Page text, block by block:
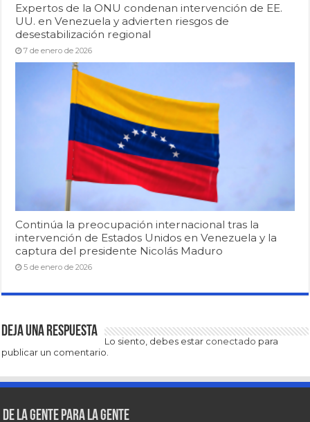
Expertos de la ONU condenan intervención de EE.
UU. en Venezuela y advierten riesgos de
desestabilización regional
7 de enero de 2026
Continúa la preocupación internacional tras la
intervención de Estados Unidos en Venezuela y la
captura del presidente Nicolás Maduro
5 de enero de 2026
Deja una respuesta
Lo siento, debes estar conectado para
publicar un comentario.
De la gente para la gente